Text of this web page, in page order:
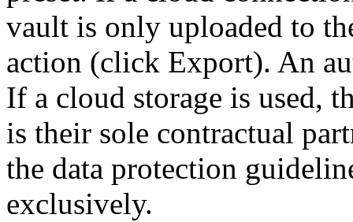
vault is only uploaded to
action (click Export). An
If a cloud storage is used,
is their sole contractual
the data protection
exclusively.